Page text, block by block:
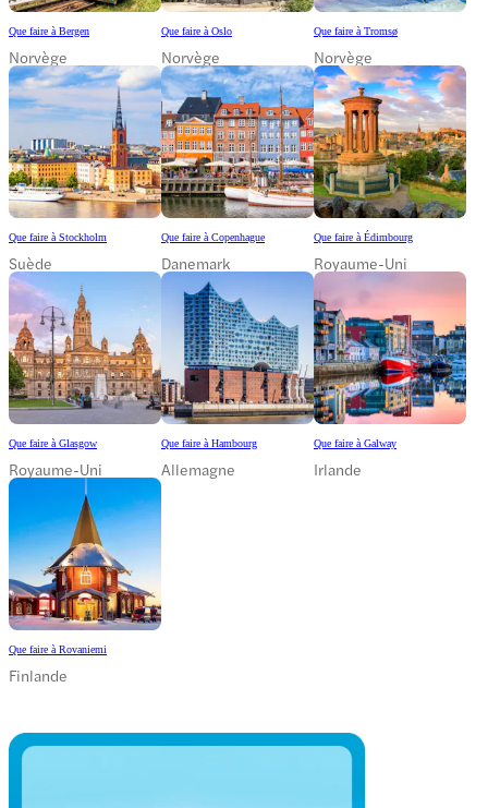
Que faire à Bergen
Norvège
Que faire à Oslo
Norvège
Que faire à Tromsø
Norvège
Que faire à Stockholm
Suède
Que faire à Copenhague
Danemark
Que faire à Édimbourg
Royaume-Uni
Que faire à Glasgow
Royaume-Uni
Que faire à Hambourg
Allemagne
Que faire à Galway
Irlande
Que faire à Rovaniemi
Finlande